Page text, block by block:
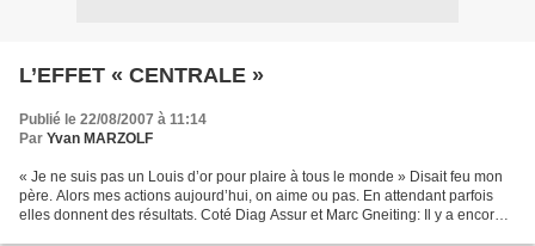
L’EFFET « CENTRALE »
Publié le 22/08/2007 à 11:14
Par Yvan MARZOLF
« Je ne suis pas un Louis d’or pour plaire à tous le monde » Disait feu mon
père. Alors mes actions aujourd’hui, on aime ou pas. En attendant parfois
elles donnent des résultats. Coté Diag Assur et Marc Gneiting: Il y a encore 3